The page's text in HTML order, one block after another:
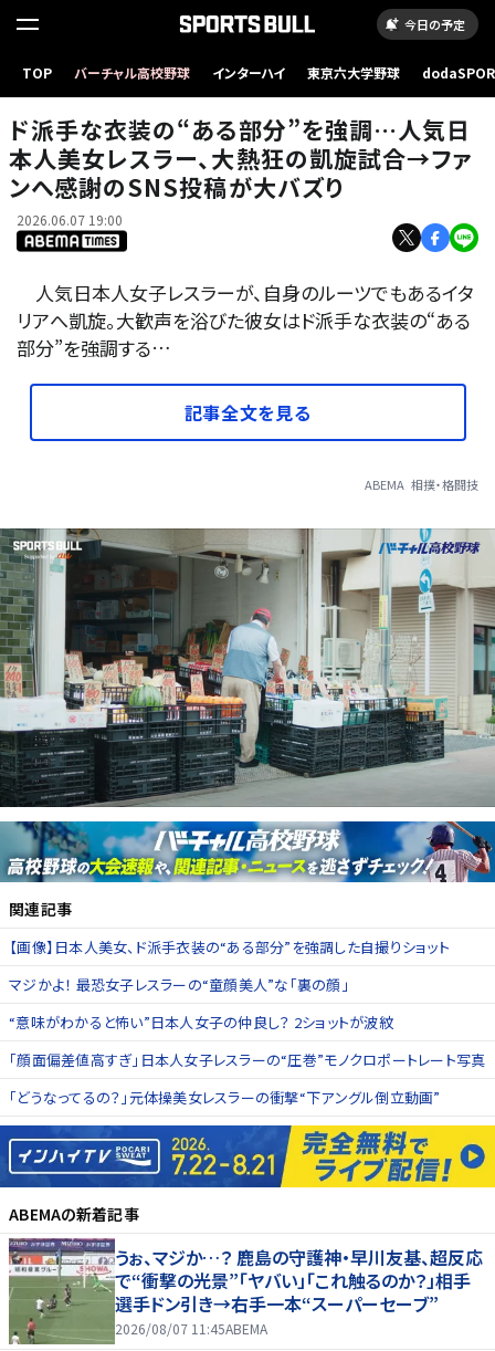
今日の予定
TOP バーチャル高校野球 インターハイ 東京六大学野球
へ感謝のSNS投稿が大バズり
ド派手な衣装の“ある部分”を強調…人気日
本人美女レスラー、大熱狂の凱旋試合→ファ
ンへ感謝のSNS投稿が大バズり
2026.06.07 19:00
人気日本人女子レスラーが、自身のルーツでもあるイタ
リアへ凱旋。大歓声を浴びた彼女はド派手な衣装の“ある
部分”を強調する…
記事全文を見る
ABEMA 相撲・格闘技
関連記事
【画像】日本人美女、ド派手衣装の“ある部分”を強調した自撮りショット
マジかよ！ 最恐女子レスラーの“童顔美人”な「裏の顔」
“意味がわかると怖い”日本人女子の仲良し？ 2ショットが波紋
「顔面偏差値高すぎ」日本人女子レスラーの“圧巻”モノクロポートレート写真
「どうなってるの？」元体操美女レスラーの衝撃“下アングル倒立動画”
ABEMAの新着記事
うぉ、マジか…？ 鹿島の守護神・早川友基、超反応
で“衝撃の光景”「ヤバい」「これ触るのか？」相手
選手ドン引き→右手一本“スーパーセーブ”
2026/08/07 11:45ABEMA